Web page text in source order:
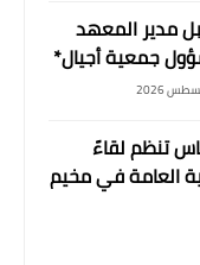
تسلم مسببي
مدير المعهد
جمعية أجيال*
تنظم لقاءً
العامة في مخيم